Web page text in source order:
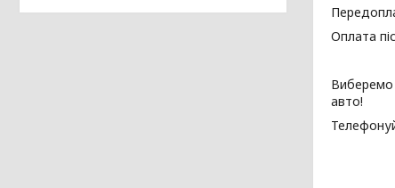
Оплата
Виберемо
авто!